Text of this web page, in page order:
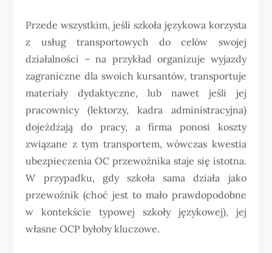
Przede wszystkim, jeśli szkoła językowa korzysta
z usług transportowych do celów swojej
działalności – na przykład organizuje wyjazdy
zagraniczne dla swoich kursantów, transportuje
materiały dydaktyczne, lub nawet jeśli jej
pracownicy (lektorzy, kadra administracyjna)
dojeżdżają do pracy, a firma ponosi koszty
związane z tym transportem, wówczas kwestia
ubezpieczenia OC przewoźnika staje się istotna.
W przypadku, gdy szkoła sama działa jako
przewoźnik (choć jest to mało prawdopodobne
w kontekście typowej szkoły językowej), jej
własne OCP byłoby kluczowe.